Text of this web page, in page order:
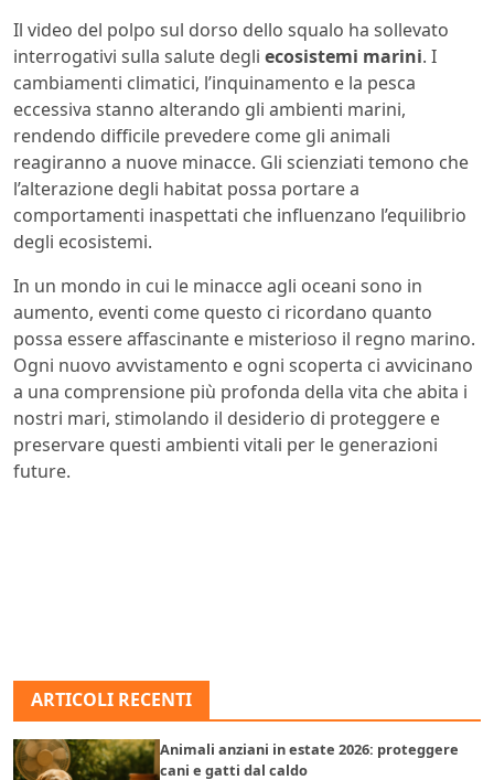
Il video del polpo sul dorso dello squalo ha sollevato
interrogativi sulla salute degli ecosistemi marini. I
cambiamenti climatici, l’inquinamento e la pesca
eccessiva stanno alterando gli ambienti marini,
rendendo difficile prevedere come gli animali
reagiranno a nuove minacce. Gli scienziati temono che
l’alterazione degli habitat possa portare a
comportamenti inaspettati che influenzano l’equilibrio
degli ecosistemi.
In un mondo in cui le minacce agli oceani sono in
aumento, eventi come questo ci ricordano quanto
possa essere affascinante e misterioso il regno marino.
Ogni nuovo avvistamento e ogni scoperta ci avvicinano
a una comprensione più profonda della vita che abita i
nostri mari, stimolando il desiderio di proteggere e
preservare questi ambienti vitali per le generazioni
future.
ARTICOLI RECENTI
Animali anziani in estate 2026: proteggere
cani e gatti dal caldo